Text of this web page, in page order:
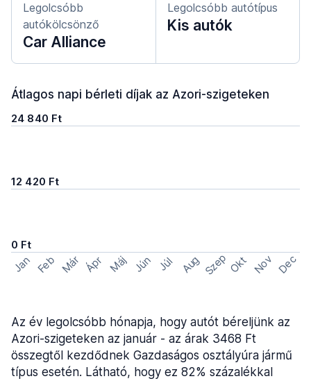
Legolcsóbb
autókölcsönző
Car Alliance
Legolcsóbb autótípus
Kis autók
Átlagos napi bérleti díjak az Azori-szigeteken
24 840 Ft
12 420 Ft
0 Ft
Jan Feb Már Ápr Máj Jún Júl Aug Szep Okt Nov Dec
Az év legolcsóbb hónapja, hogy autót béreljünk az
Azori-szigeteken az január - az árak 3468 Ft
összegtől kezdődnek Gazdaságos osztályúra jármű
típus esetén. Látható, hogy ez 82% százalékkal